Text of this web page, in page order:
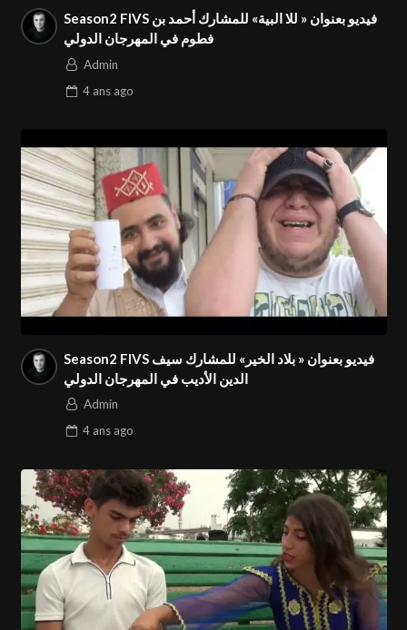
Season2 FIVS فيديو بعنوان « للا البية» للمشارك أحمد بن
فطوم في المهرجان الدولي
Admin
4 ans ago
Season2 FIVS فيديو بعنوان « بلاد الخير» للمشارك سيف
الدين الأديب في المهرجان الدولي
Admin
4 ans ago